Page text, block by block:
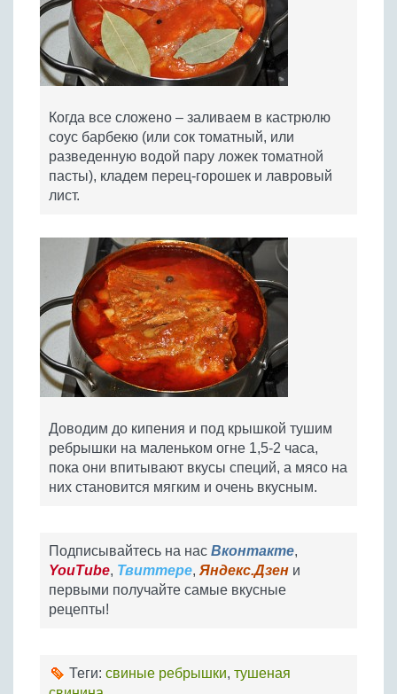
Когда все сложено – заливаем в кастрюлю
соус барбекю (или сок томатный, или
разведенную водой пару ложек томатной
пасты), кладем перец-горошек и лавровый
лист.
Доводим до кипения и под крышкой тушим
ребрышки на маленьком огне 1,5-2 часа,
пока они впитывают вкусы специй, а мясо на
них становится мягким и очень вкусным.
Подписывайтесь на нас Вконтакте,
YouTube, Твиттере, Яндекс.Дзен и
первыми получайте самые вкусные
рецепты!
Теги: свиные ребрышки, тушеная